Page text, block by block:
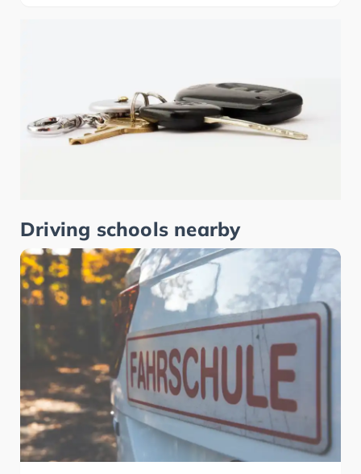
Driving schools nearby